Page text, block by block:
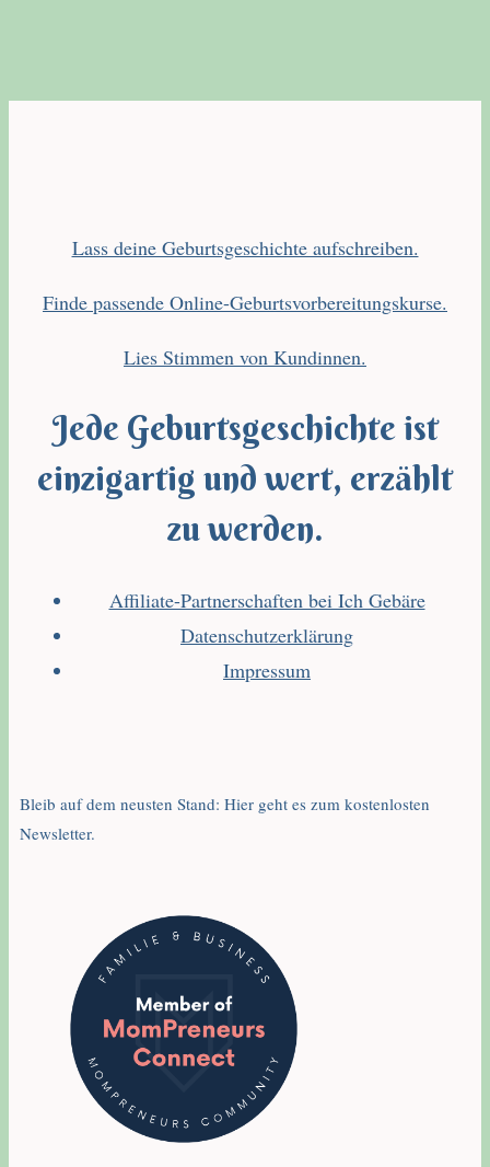
Lass deine Geburtsgeschichte aufschreiben.
Finde passende Online-Geburtsvorbereitungskurse.
Lies Stimmen von Kundinnen.
Jede Geburtsgeschichte ist
einzigartig und wert, erzählt
zu werden.
Affiliate-Partnerschaften bei Ich Gebäre
Datenschutzerklärung
Impressum
Bleib auf dem neusten Stand: Hier geht es zum kostenlosten
Newsletter.